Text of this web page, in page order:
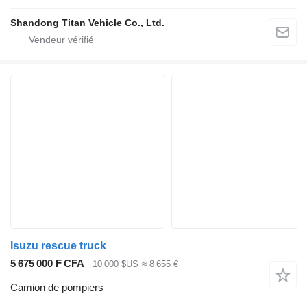
Shandong Titan Vehicle Co., Ltd.
Isuzu rescue truck
5 675 000 F CFA
10 000 $US ≈ 8 655 €
Camion de pompiers